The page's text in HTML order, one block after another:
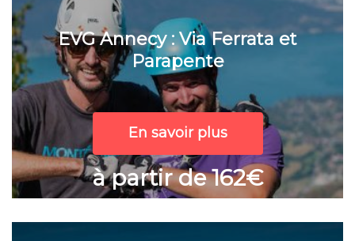
EVG Annecy : Via Ferrata et
Parapente
En savoir plus
à partir de 162€